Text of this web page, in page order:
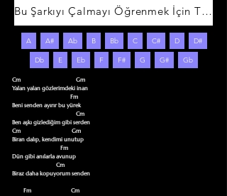
Bu Şarkıyı Çalmayı Öğrenmek İçin Tıklayın
A A# Ab B Bb C C# D D#
Db E Eb F F# G G# Gb
Cm                                       Gm
Yalan yalan gözlerimdeki inan
Beni senden ayırır bu yürek
Ben aşkı gizlediğim gibi serden
Cm                                    Gm
Biran dalıp, kendimi unutup
Dün gibi anılarla avunup
Biraz daha kopuyorum senden